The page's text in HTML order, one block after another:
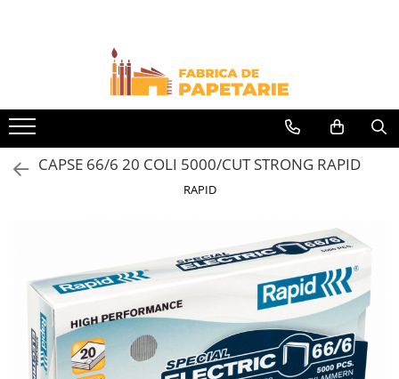
Toate Produsele
Hartie si articole din hartie
Hartie pentru copiator si cartoane
Hartie color pentru copiator
Papetarie personalizata
Bloc Notes-uri spiralizate
Etichete
Plicuri personalizate
Plicuri
CAPSE 66/6 20 COLI 5000/CUT STRONG RAPID
RAPID